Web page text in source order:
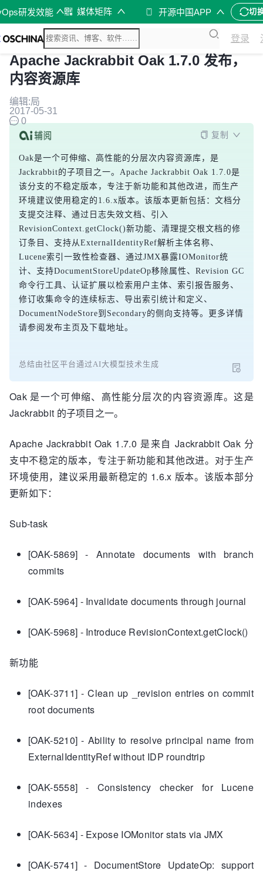
研发效能 媒体矩阵 开源中国APP 切
登录
Apache Jackrabbit Oak 1.7.0 发布，
内容资源库
编辑:局
2017-05-31
0
复制
Oak是一个可伸缩、高性能的分层次内容资源库，是
Jackrabbit的子项目之一。Apache Jackrabbit Oak 1.7.0是
该分支的不稳定版本，专注于新功能和其他改进，而生产
环境建议使用稳定的1.6.x版本。该版本更新包括：文档分
支提交注释、通过日志失效文档、引入
RevisionContext.getClock()新功能、清理提交根文档的修
订条目、支持从ExternalIdentityRef解析主体名称、
Lucene索引一致性检查器、通过JMX暴露IOMonitor统
计、支持DocumentStoreUpdateOp移除属性、Revision GC
命令行工具、认证扩展以检索用户主体、索引报告服务、
修订收集命令的连续标志、导出索引统计和定义、
DocumentNodeStore到Secondary的侧向支持等。更多详情
请参阅发布主页及下载地址。
总结由社区平台通过AI大模型技术生成
Oak 是一个可伸缩、高性能分层次的内容资源库。这是
Jackrabbit 的子项目之一。
Apache Jackrabbit Oak 1.7.0 是来自 Jackrabbit Oak 分
支中不稳定的版本，专注于新功能和其他改进。对于生产
环境使用，建议采用最新稳定的 1.6.x 版本。该版本部分
更新如下：
Sub-task
[OAK-5869] - Annotate documents with branch
commits
[OAK-5964] - Invalidate documents through journal
[OAK-5968] - Introduce RevisionContext.getClock()
新功能
[OAK-3711] - Clean up _revision entries on commit
root documents
[OAK-5210] - Ability to resolve principal name from
ExternalIdentityRef without IDP roundtrip
[OAK-5558] - Consistency checker for Lucene
indexes
[OAK-5634] - Expose IOMonitor stats via JMX
[OAK-5741] - DocumentStore UpdateOp: support